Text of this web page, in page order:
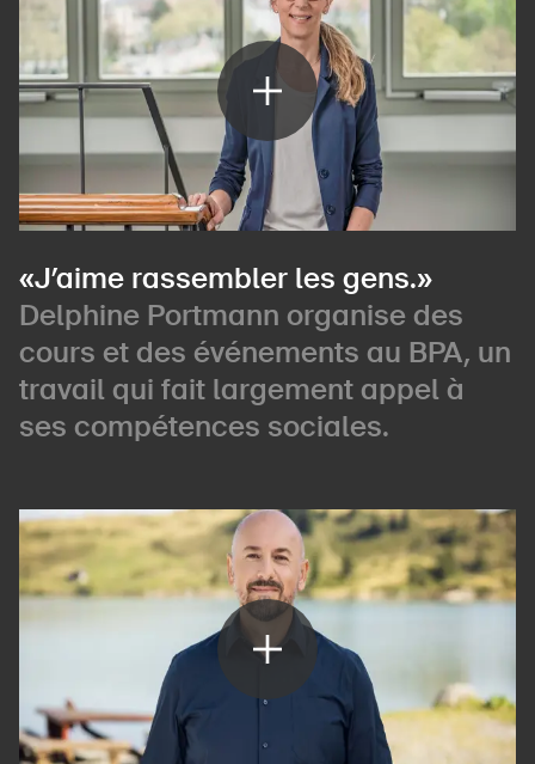
«J’aime rassembler les gens.»
Delphine Portmann organise des
cours et des événements au BPA, un
travail qui fait largement appel à
ses compétences sociales.